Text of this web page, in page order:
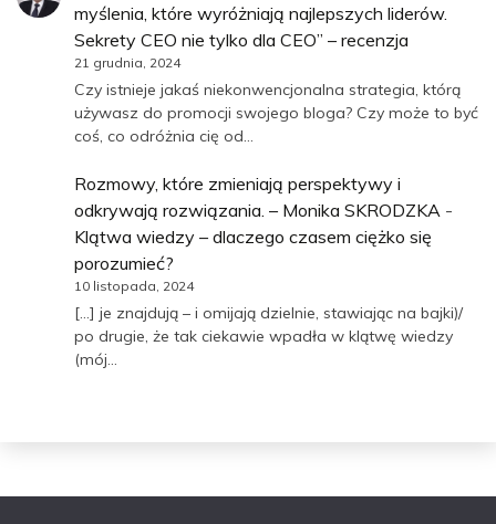
myślenia, które wyróżniają najlepszych liderów.
Sekrety CEO nie tylko dla CEO” – recenzja
21 grudnia, 2024
Czy istnieje jakaś niekonwencjonalna strategia, którą
używasz do promocji swojego bloga? Czy może to być
coś, co odróżnia cię od…
Rozmowy, które zmieniają perspektywy i
odkrywają rozwiązania. – Monika SKRODZKA -
Klątwa wiedzy – dlaczego czasem ciężko się
porozumieć?
10 listopada, 2024
[…] je znajdują – i omijają dzielnie, stawiając na bajki)/
po drugie, że tak ciekawie wpadła w klątwę wiedzy
(mój…